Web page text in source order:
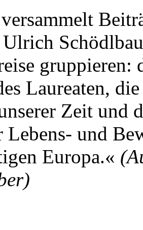
gruppieren:
Laureaten,
Zeit und
und
Europa.«